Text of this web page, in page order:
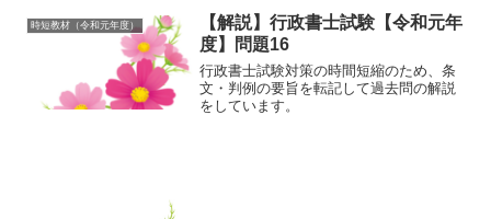
時短教材（令和元年度）
【解説】行政書士試験【令和元年
度】問題16
行政書士試験対策の時間短縮のため、条
文・判例の要旨を転記して過去問の解説
をしています。